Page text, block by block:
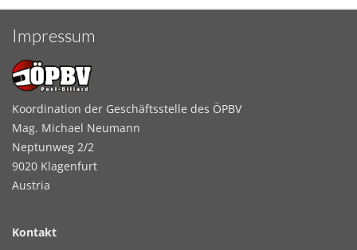
Impressum
Koordination der Geschäftsstelle des ÖPBV
Mag. Michael Neumann
Neptunweg 2/2
9020 Klagenfurt
Austria
Kontakt